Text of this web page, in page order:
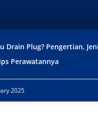
Drain Plug? Pengertian,
Perawatannya
2025